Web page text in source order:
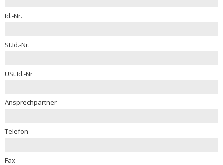
Id.-Nr.
St.Id.-Nr.
USt.Id.-Nr
Ansprechpartner
Telefon
Fax